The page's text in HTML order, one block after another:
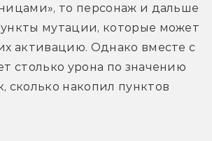
то персонаж и дальше
мутации, которые может
активацию. Однако вместе с
столько урона по значению
сколько накопил пунктов